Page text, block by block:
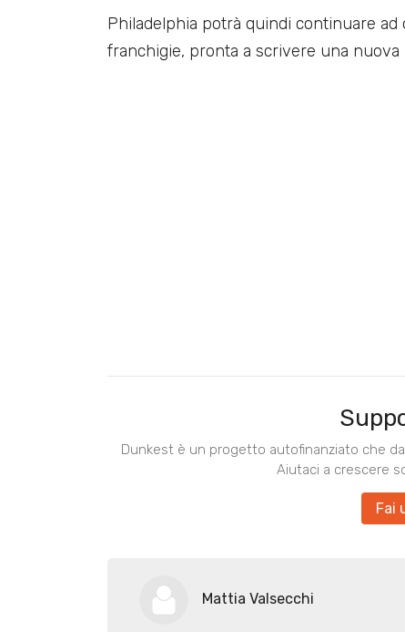
Philadelphia potrà quindi continuare
franchigie, pronta a scrivere una nuova
Dunkest è un progetto autofinanziato che
Aiutaci a crescere
Fai
Mattia Valsecchi